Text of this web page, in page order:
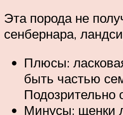
Эта порода не
сенбернара,
Плюсы:
быть частью
Подозрительно
Минусы: щенки